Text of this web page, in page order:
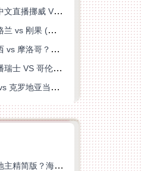
别慌！在国外看世界杯中文直播挪威 VS 英格兰仅限中国大陆？这篇指南帮你搞定
在海外看世界杯直播英格兰 vs 刚果 (金)当前地区不可播放？这篇指南帮你突破所有限制
在国外如何看世界杯巴西 vs 摩洛哥？海外党专属体育观赛指南来了
在国外看世界杯中文直播瑞士 VS 哥伦比亚当前地区不可播放？这篇指南帮你搞定
在国外看世界杯巴拿马 vs 克罗地亚当前地区不可播放？这篇指南帮你轻松解决海外体育直播难题
巴西怎么玩边锋四人斗地主精简版？海外游戏党的加速器终极选择